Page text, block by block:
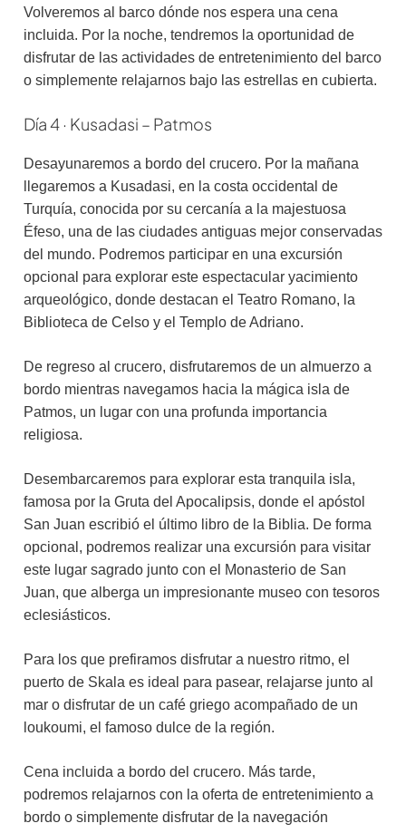
Volveremos al barco dónde nos espera una cena
incluida. Por la noche, tendremos la oportunidad de
disfrutar de las actividades de entretenimiento del barco
o simplemente relajarnos bajo las estrellas en cubierta.
Día 4 · Kusadasi – Patmos
Desayunaremos a bordo del crucero. Por la mañana
llegaremos a Kusadasi, en la costa occidental de
Turquía, conocida por su cercanía a la majestuosa
Éfeso, una de las ciudades antiguas mejor conservadas
del mundo. Podremos participar en una excursión
opcional para explorar este espectacular yacimiento
arqueológico, donde destacan el Teatro Romano, la
Biblioteca de Celso y el Templo de Adriano.
De regreso al crucero, disfrutaremos de un almuerzo a
bordo mientras navegamos hacia la mágica isla de
Patmos, un lugar con una profunda importancia
religiosa.
Desembarcaremos para explorar esta tranquila isla,
famosa por la Gruta del Apocalipsis, donde el apóstol
San Juan escribió el último libro de la Biblia. De forma
opcional, podremos realizar una excursión para visitar
este lugar sagrado junto con el Monasterio de San
Juan, que alberga un impresionante museo con tesoros
eclesiásticos.
Para los que prefiramos disfrutar a nuestro ritmo, el
puerto de Skala es ideal para pasear, relajarse junto al
mar o disfrutar de un café griego acompañado de un
loukoumi, el famoso dulce de la región.
Cena incluida a bordo del crucero. Más tarde,
podremos relajarnos con la oferta de entretenimiento a
bordo o simplemente disfrutar de la navegación